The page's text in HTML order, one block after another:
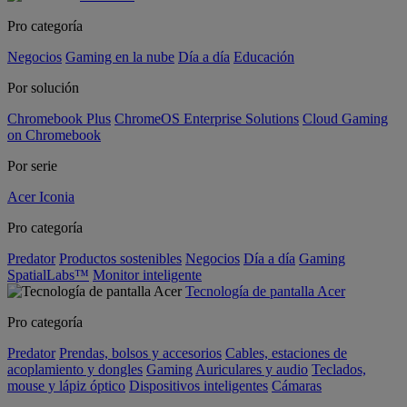
Pro categoría
Negocios Gaming en la nube Día a día Educación
Por solución
Chromebook Plus ChromeOS Enterprise Solutions Cloud Gaming
on Chromebook
Por serie
Acer Iconia
Pro categoría
Predator Productos sostenibles Negocios Día a día Gaming
SpatialLabs™ Monitor inteligente
Tecnología de pantalla Acer
Pro categoría
Predator Prendas, bolsos y accesorios Cables, estaciones de
acoplamiento y dongles Gaming Auriculares y audio Teclados,
mouse y lápiz óptico Dispositivos inteligentes Cámaras